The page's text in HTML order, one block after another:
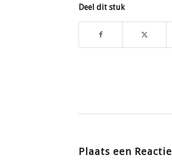
Deel dit stuk
Plaats een Reactie